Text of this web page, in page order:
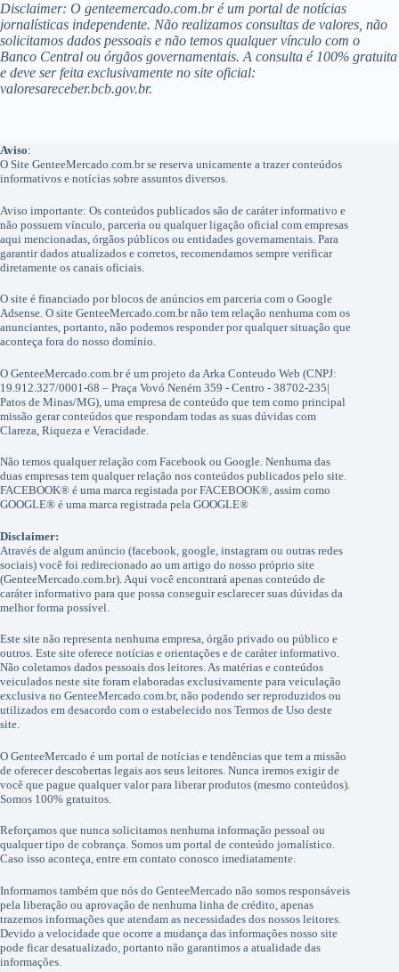
Disclaimer: O genteemercado.com.br é um portal de notícias
jornalísticas independente. Não realizamos consultas de valores, não
solicitamos dados pessoais e não temos qualquer vínculo com o
Banco Central ou órgãos governamentais. A consulta é 100% gratuita
e deve ser feita exclusivamente no site oficial:
valoresareceber.bcb.gov.br.
Aviso:
O Site GenteeMercado.com.br se reserva unicamente a trazer conteúdos
informativos e notícias sobre assuntos diversos.
Aviso importante: Os conteúdos publicados são de caráter informativo e
não possuem vínculo, parceria ou qualquer ligação oficial com empresas
aqui mencionadas, órgãos públicos ou entidades governamentais. Para
garantir dados atualizados e corretos, recomendamos sempre verificar
diretamente os canais oficiais.
O site é financiado por blocos de anúncios em parceria com o Google
Adsense. O site GenteeMercado.com.br não tem relação nenhuma com os
anunciantes, portanto, não podemos responder por qualquer situação que
aconteça fora do nosso domínio.
O GenteeMercado.com.br é um projeto da Arka Conteudo Web (CNPJ:
19.912.327/0001-68 – Praça Vovó Neném 359 - Centro - 38702-235|
Patos de Minas/MG), uma empresa de conteúdo que tem como principal
missão gerar conteúdos que respondam todas as suas dúvidas com
Clareza, Riqueza e Veracidade.
Não temos qualquer relação com Facebook ou Google. Nenhuma das
duas empresas tem qualquer relação nos conteúdos publicados pelo site.
FACEBOOK® é uma marca registada por FACEBOOK®, assim como
GOOGLE® é uma marca registrada pela GOOGLE®
Disclaimer:
Através de algum anúncio (facebook, google, instagram ou outras redes
sociais) você foi redirecionado ao um artigo do nosso próprio site
(GenteeMercado.com.br). Aqui você encontrará apenas conteúdo de
caráter informativo para que possa conseguir esclarecer suas dúvidas da
melhor forma possível.
Este site não representa nenhuma empresa, órgão privado ou público e
outros. Este site oferece notícias e orientações e de caráter informativo.
Não coletamos dados pessoais dos leitores. As matérias e conteúdos
veiculados neste site foram elaboradas exclusivamente para veiculação
exclusiva no GenteeMercado.com.br, não podendo ser reproduzidos ou
utilizados em desacordo com o estabelecido nos Termos de Uso deste
site.
O GenteeMercado é um portal de notícias e tendências que tem a missão
de oferecer descobertas legais aos seus leitores. Nunca iremos exigir de
você que pague qualquer valor para liberar produtos (mesmo conteúdos).
Somos 100% gratuitos.
Reforçamos que nunca solicitamos nenhuma informação pessoal ou
qualquer tipo de cobrança. Somos um portal de conteúdo jornalístico.
Caso isso aconteça, entre em contato conosco imediatamente.
Informamos também que nós do GenteeMercado não somos responsáveis
pela liberação ou aprovação de nenhuma linha de crédito, apenas
trazemos informações que atendam as necessidades dos nossos leitores.
Devido a velocidade que ocorre a mudança das informações nosso site
pode ficar desatualizado, portanto não garantimos a atualidade das
informações.